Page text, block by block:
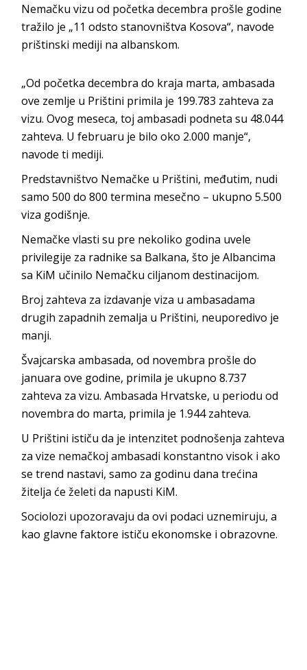
Nemačku vizu od početka decembra prošle godine
tražilo je „11 odsto stanovništva Kosova“, navode
prištinski mediji na albanskom.
„Od početka decembra do kraja marta, ambasada
ove zemlje u Prištini primila je 199.783 zahteva za
vizu. Ovog meseca, toj ambasadi podneta su 48.044
zahteva. U februaru je bilo oko 2.000 manje“,
navode ti mediji.
Predstavništvo Nemačke u Prištini, međutim, nudi
samo 500 do 800 termina mesečno – ukupno 5.500
viza godišnje.
Nemačke vlasti su pre nekoliko godina uvele
privilegije za radnike sa Balkana, što je Albancima
sa KiM učinilo Nemačku ciljanom destinacijom.
Broj zahteva za izdavanje viza u ambasadama
drugih zapadnih zemalja u Prištini, neuporedivo je
manji.
Švajcarska ambasada, od novembra prošle do
januara ove godine, primila je ukupno 8.737
zahteva za vizu. Ambasada Hrvatske, u periodu od
novembra do marta, primila je 1.944 zahteva.
U Prištini ističu da je intenzitet podnošenja zahteva
za vize nemačkoj ambasadi konstantno visok i ako
se trend nastavi, samo za godinu dana trećina
žitelja će želeti da napusti KiM.
Sociolozi upozoravaju da ovi podaci uznemiruju, a
kao glavne faktore ističu ekonomske i obrazovne.